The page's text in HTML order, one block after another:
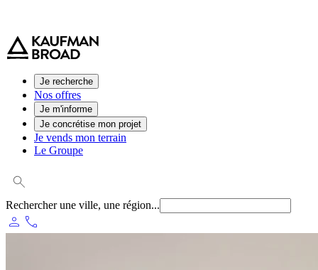
Je recherche
Nos offres
Je m'informe
Je concrétise mon projet
Je vends mon terrain
Le Groupe
Rechercher une ville, une région...
person phone